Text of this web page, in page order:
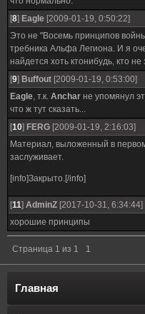
[8] Eagle [2009-01-19, 0:50:22]
Это не "Восемь принципов
требника Альфа Легиона. И я
найдется хоть ктонибудь, кто не
[9] Buffout [2009-01-19, 0:53:00]
Eagle, т.к. Anchar не упомянул
что ж тут сказать...
[10] FERG [2009-01-19, 2:16:03]
Материал, выложенный в
заслуживает.
[info]Закрыто.[/info]
[11] AdminZ [2017-10-31, 6:34:44]
хорошие принципы
Страница 1 из 1 1
Главная